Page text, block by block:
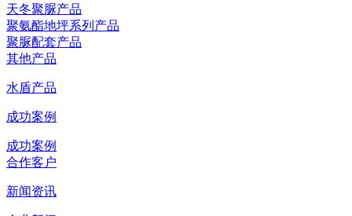
天冬聚脲产品
聚氨酯地坪系列产品
聚脲配套产品
其他产品
水盾产品
成功案例
成功案例
合作客户
新闻资讯